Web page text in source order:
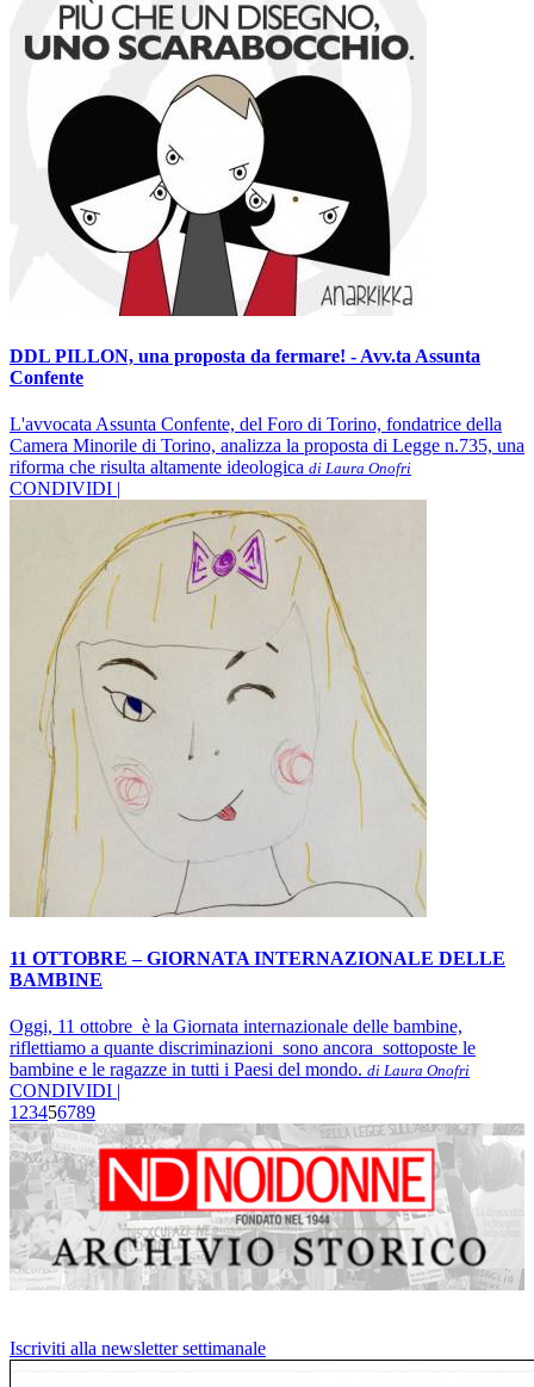
DDL PILLON, una proposta da fermare! - Avv.ta Assunta
Confente
L'avvocata Assunta Confente, del Foro di Torino, fondatrice della
Camera Minorile di Torino, analizza la proposta di Legge n.735, una
riforma che risulta altamente ideologica di Laura Onofri
CONDIVIDI |
11 OTTOBRE – GIORNATA INTERNAZIONALE DELLE
BAMBINE
Oggi, 11 ottobre è la Giornata internazionale delle bambine,
riflettiamo a quante discriminazioni sono ancora sottoposte le
bambine e le ragazze in tutti i Paesi del mondo. di Laura Onofri
CONDIVIDI |
1 23456789
Iscriviti alla newsletter settimanale